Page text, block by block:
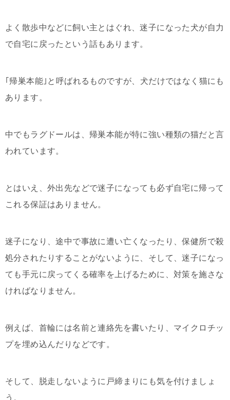
よく散歩中などに飼い主とはぐれ、迷子になった犬が自力
で自宅に戻ったという話もあります。
｢帰巣本能｣と呼ばれるものですが、犬だけではなく猫にも
あります。
中でもラグドールは、帰巣本能が特に強い種類の猫だと言
われています。
とはいえ、外出先などで迷子になっても必ず自宅に帰って
これる保証はありません。
迷子になり、途中で事故に遭い亡くなったり、保健所で殺
処分されたりすることがないように、そして、迷子になっ
ても手元に戻ってくる確率を上げるために、対策を施さな
ければなりません。
例えば、首輪には名前と連絡先を書いたり、マイクロチッ
プを埋め込んだりなどです。
そして、脱走しないように戸締まりにも気を付けましょ
う。